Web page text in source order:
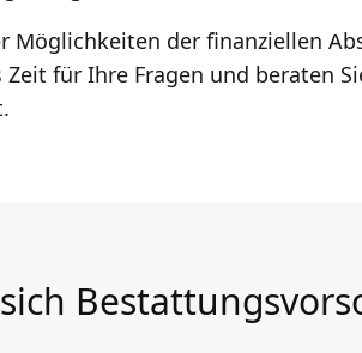
Möglichkeiten der finanziellen
für Ihre Fragen und beraten